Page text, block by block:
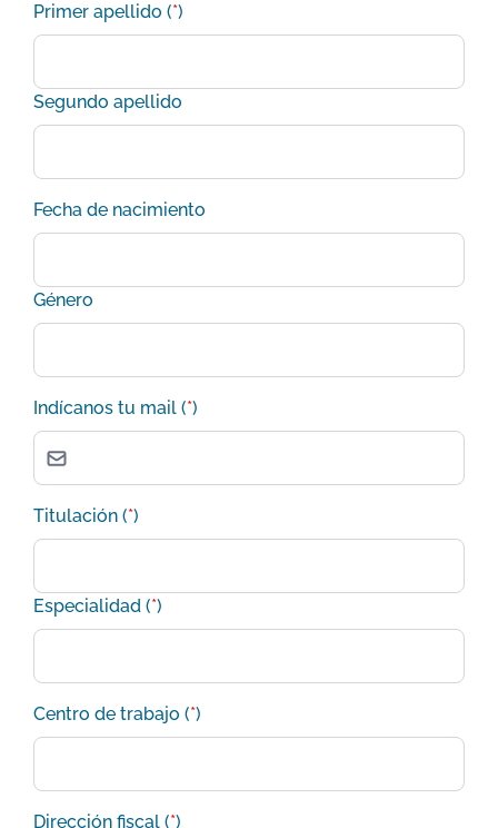
Primer apellido (*)
Segundo apellido
Fecha de nacimiento
Género
Indícanos tu mail (*)
Titulación (*)
Especialidad (*)
Centro de trabajo (*)
Dirección fiscal (*)